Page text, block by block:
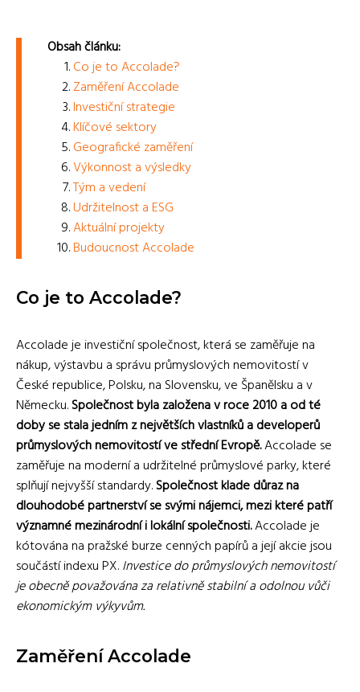
Obsah článku:
Co je to Accolade?
Zaměření Accolade
Investiční strategie
Klíčové sektory
Geografické zaměření
Výkonnost a výsledky
Tým a vedení
Udržitelnost a ESG
Aktuální projekty
Budoucnost Accolade
Co je to Accolade?
Accolade je investiční společnost, která se zaměřuje na
nákup, výstavbu a správu průmyslových nemovitostí v
České republice, Polsku, na Slovensku, ve Španělsku a v
Německu.Společnost byla založena v roce 2010 a od té
doby se stala jedním z největších vlastníků a developerů
průmyslových nemovitostí ve střední Evropě.Accolade se
zaměřuje na moderní a udržitelné průmyslové parky, které
splňují nejvyšší standardy.Společnost klade důraz na
dlouhodobé partnerství se svými nájemci, mezi které patří
významné mezinárodní i lokální společnosti.Accolade je
kótována na pražské burze cenných papírů a její akcie jsou
součástí indexu PX.Investice do průmyslových nemovitostí
je obecně považována za relativně stabilní a odolnou vůči
ekonomickým výkyvům.
Zaměření Accolade